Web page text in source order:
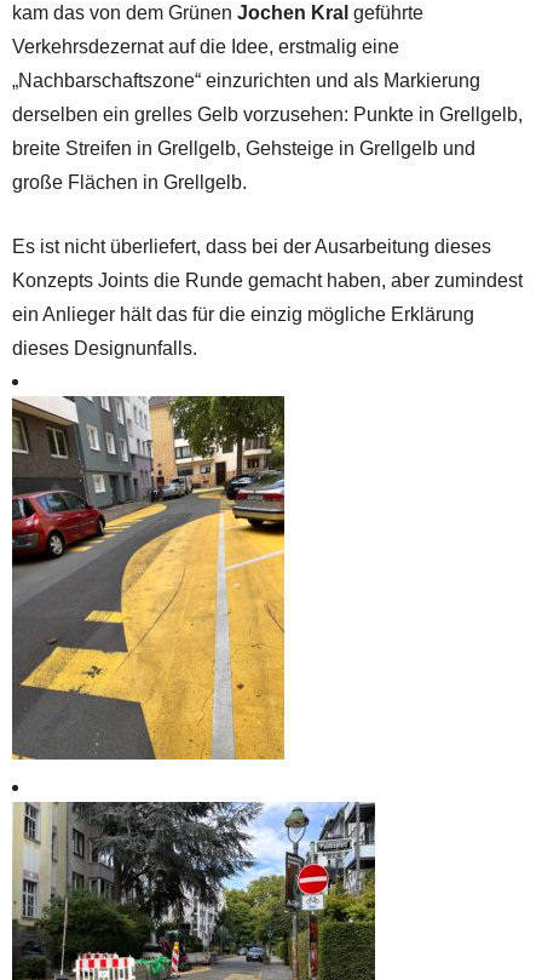
kam das von dem Grünen Jochen Kral geführte
Verkehrsdezernat auf die Idee, erstmalig eine
„Nachbarschaftszone“ einzurichten und als Markierung
derselben ein grelles Gelb vorzusehen: Punkte in Grellgelb,
breite Streifen in Grellgelb, Gehsteige in Grellgelb und
große Flächen in Grellgelb.
Es ist nicht überliefert, dass bei der Ausarbeitung dieses
Konzepts Joints die Runde gemacht haben, aber zumindest
ein Anlieger hält das für die einzig mögliche Erklärung
dieses Designunfalls.